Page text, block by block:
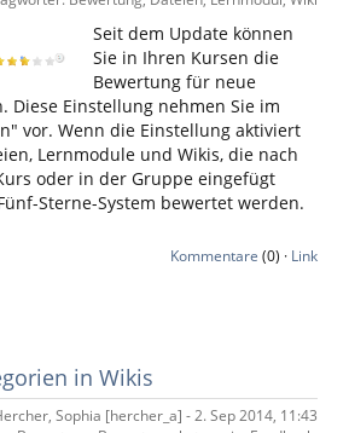
Seit dem Update können
Sie in Ihren Kursen die
Bewertung für neue
Diese Einstellung nehmen Sie im
vor. Wenn die Einstellung aktiviert
Lernmodule und Wikis, die nach
oder in der Gruppe eingefügt
Sterne-System bewertet werden.
Kommentare (0) · Link
in Wikis
Sophia [hercher_a] - 2. Sep 2014, 11:43